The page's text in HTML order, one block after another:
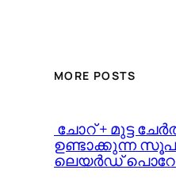
MORE POSTS
ചോറ് + മുട്ട
ഉണ്ടാക്കുന്ന
ലെയർഡ്